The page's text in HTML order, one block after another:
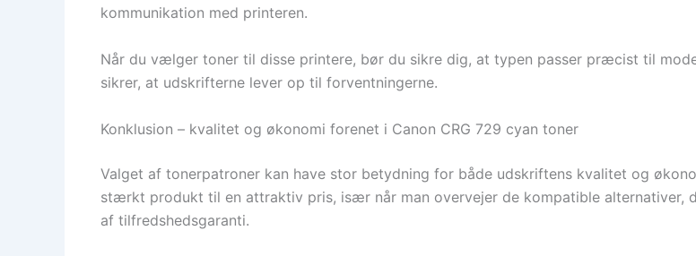
kommunikation med printeren.
Når du vælger toner til disse printere, bør du sikre dig, at typen passer præcist til
sikrer, at udskrifterne lever op til forventningerne.
Konklusion – kvalitet og økonomi forenet i Canon CRG 729 cyan toner
Valget af tonerpatroner kan have stor betydning for både udskriftens kvalitet og
stærkt produkt til en attraktiv pris, især når man overvejer de kompatible alternativer,
af tilfredshedsgaranti.